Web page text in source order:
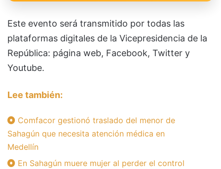
Este evento será transmitido por todas las
plataformas digitales de la Vicepresidencia de la
República: página web, Facebook, Twitter y
Youtube.
Lee también:
Comfacor gestionó traslado del menor de
Sahagún que necesita atención médica en
Medellín
En Sahagún muere mujer al perder el control